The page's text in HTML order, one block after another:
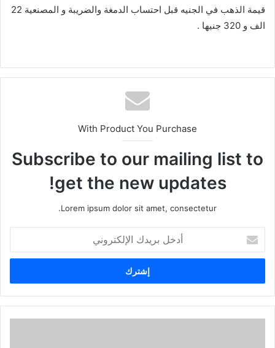
قيمة الذهب في الجنيه قبل احتساب الدمغة والضريبة و المصنعية 22
الف و 320 جنيها .
With Product You Purchase
Subscribe to our mailing list to
get the new updates!
Lorem ipsum dolor sit amet, consectetur.
خ
ب
ر